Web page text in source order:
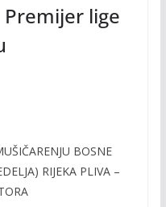
Premijer lige
BOSNE
RIJEKA PLIVA –